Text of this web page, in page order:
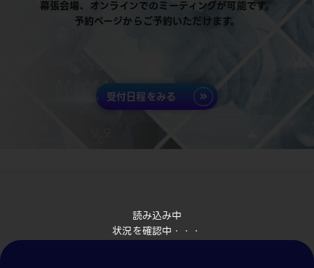
読み込み中
状況を確認中・・・
幕張会場、オンラインでのミーティングが可能です。
予約ページからご予約いただけます。
受付日程をみる